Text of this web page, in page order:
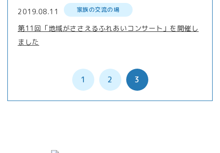
2019.08.11 家族の交流の場
第11回「地域がささえるふれあいコンサート」を開催し
ました
1 2 3